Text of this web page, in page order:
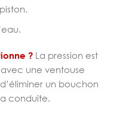
? La pression est
une ventouse
un bouchon
conduite.